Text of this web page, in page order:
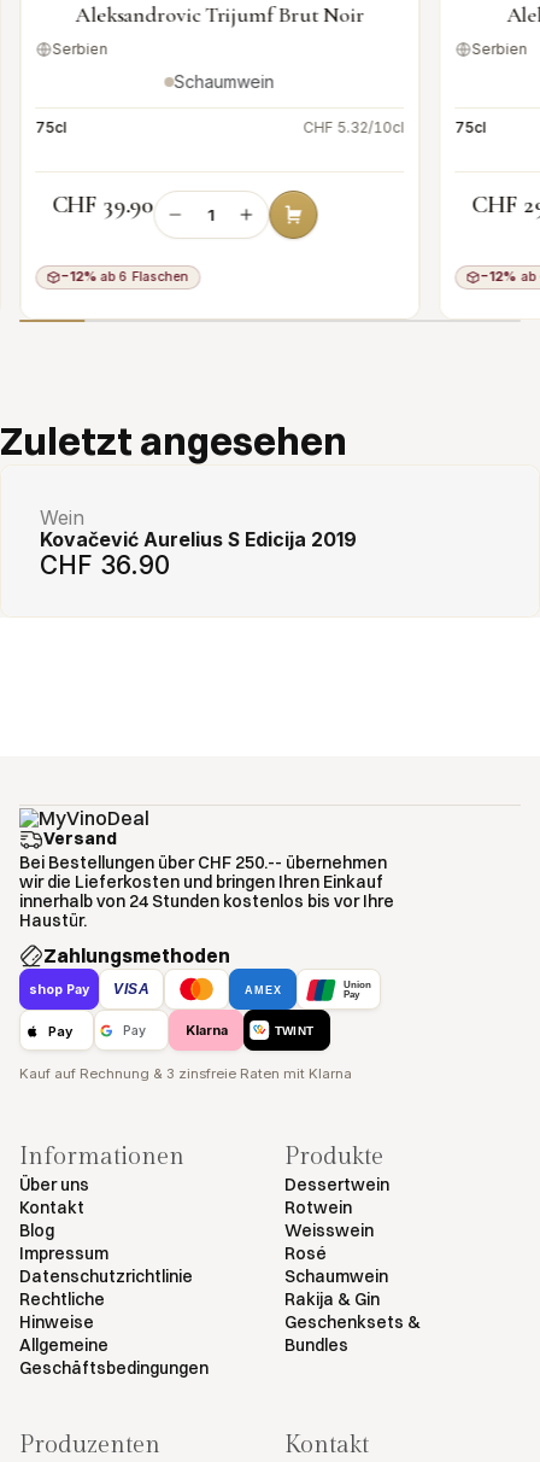
Aleksandrovic Trijumf Brut Noir
Serbien
Schaumwein
75cl CHF 5.32/10cl
CHF 39.90
−12%ab 6 Flaschen
Serbien
75cl
CHF
−12% ab
Zuletzt angesehen
Wein
Kovačević Aurelius S Edicija 2019
CHF 36.90
Versand
Bei Bestellungen über CHF 250.-- übernehmen
wir die Lieferkosten und bringen Ihren Einkauf
innerhalb von 24 Stunden kostenlos bis vor Ihre
Haustür.
Zahlungsmethoden
shop Pay VISA AMEX
Union
Pay
Pay Pay Klarna TWINT
Kauf auf Rechnung & 3 zinsfreie Raten mit Klarna
Informationen
Über uns
Kontakt
Blog
Impressum
Datenschutzrichtlinie
Rechtliche
Hinweise
Allgemeine
Geschäftsbedingungen
Produkte
Dessertwein
Rotwein
Weisswein
Rosé
Schaumwein
Rakija & Gin
Geschenksets &
Bundles
Produzenten Kontakt